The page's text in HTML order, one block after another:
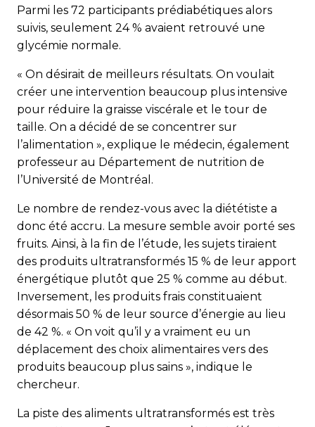
Parmi les 72 participants prédiabétiques alors
suivis, seulement 24 % avaient retrouvé une
glycémie normale.
« On désirait de meilleurs résultats. On voulait
créer une intervention beaucoup plus intensive
pour réduire la graisse viscérale et le tour de
taille. On a décidé de se concentrer sur
l’alimentation », explique le médecin, également
professeur au Département de nutrition de
l’Université de Montréal.
Le nombre de rendez-vous avec la diététiste a
donc été accru. La mesure semble avoir porté ses
fruits. Ainsi, à la fin de l’étude, les sujets tiraient
des produits ultratransformés 15 % de leur apport
énergétique plutôt que 25 % comme au début.
Inversement, les produits frais constituaient
désormais 50 % de leur source d’énergie au lieu
de 42 %. « On voit qu’il y a vraiment eu un
déplacement des choix alimentaires vers des
produits beaucoup plus sains », indique le
chercheur.
La piste des aliments ultratransformés est très